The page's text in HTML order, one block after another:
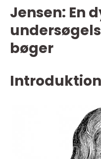
Jensen: En
bøger